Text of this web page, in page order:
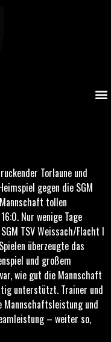
Torlaune und
gegen die SGM
tollen
Nur wenige Tage
TSV Weissach/Flacht I
überzeugte das
und großem
wie gut die Mannschaft
unterstützt. Trainer und
und
– weiter so,